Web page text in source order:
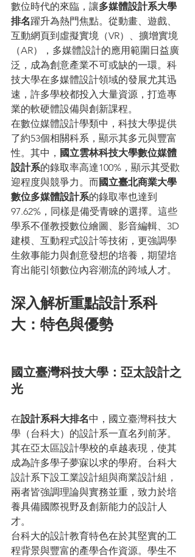
數位時代的來臨，讓多媒體設計系大學
排名躍升為熱門焦點。從動畫、遊戲、
互動網頁到虛擬實境（VR）、擴增實境
（AR），多媒體設計的應用範圍日益廣
泛，成為創意產業不可或缺的一環。科
技大學在多媒體設計領域的發展尤其迅
速，許多學校都投入大量資源，打造專
業的軟硬體設備與創新課程。
在數位媒體設計學類中，科技大學提供
了約53個相關科系，顯示其多元與豐富
性。其中， 國立雲林科技大學數位媒體
設計系的錄取率高達100%，顯示其受歡
迎程度與競爭力。而國立臺北商業大學
數位多媒體設計系的錄取率也達到
97.62%，同樣是備受青睞的選擇。這些
學系不僅教授數位繪圖、影音編輯、3D
建模、互動程式設計等技術，更強調學
生敘事能力與創意發想的培養，期望培
育出能引領數位內容潮流的跨域人才。
深入解析重點設計系科
大：特色與優勢
國立臺灣科技大學：亞太設計之
光
在設計系科大排名中，國立臺灣科技大
學（台科大）的設計系一直名列前茅。
其在亞太區設計學校的卓越表現，使其
成為許多學子夢寐以求的學府。台科大
設計系下設工業設計組與商業設計組，
兩者皆強調理論與實務並重，致力於培
養具備國際視野及創新能力的設計人
才。
台科大的設計教育特色在於其堅實的工
程背景與豐富的產學合作資源。學生不